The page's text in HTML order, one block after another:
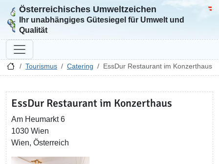
Zur Startseite
Österreichisches Umweltzeichen
Ihr unabhängiges Gütesiegel für Umwelt und
Qualität
Tourismus Catering EssDur Restaurant im Konzerthaus
EssDur Restaurant im Konzerthaus
Am Heumarkt 6
1030 Wien
Wien, Österreich